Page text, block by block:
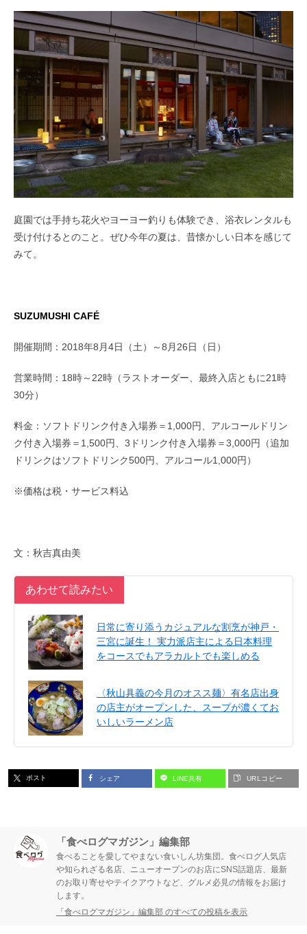
庭園では手持ち花火やヨーヨー釣りも体験でき、浴衣レンタルも
受け付けるとのこと。ぜひ今年の夏は、昔懐かしい日本を感じて
みて。
SUZUMUSHI CAFÉ
開催期間：2018年8月4日（土）～8月26日（日）
営業時間：18時～22時（ラストオーダー、最終入店ともに21時
30分）
料金：ソフトドリンク付き入場券＝1,000円、アルコールドリン
ク付き入場券＝1,500円、3ドリンク付き入場券＝3,000円（追加
ドリンクはソフトドリンク500円、アルコール1,000円）
※価格は税・サービス料込
文：秋吉真由美
あわせて読みたい
日常に寄り添うカジュアルな割烹が神戸・
三宮に誕生！ 実力派店主による日本料理
をコースでもアラカルトでも楽しめる
〈秋山具義の今月のオスス麺〉有名店出身
の店主がオープンした、スープが濃くてお
いしいラーメン店
ポスト シェア LINE共有 URLコピー
「食べログマガジン」編集部
食べることを愛してやまない食いしん坊集団。食べログ人気店
や知られざる名店、ニューオープンのお店にSNS話題店、最新
のお取り寄せやテイクアウトなど、グルメ必見の情報をお届け
します。
「食べログマガジン」編集部 のすべての投稿を表示